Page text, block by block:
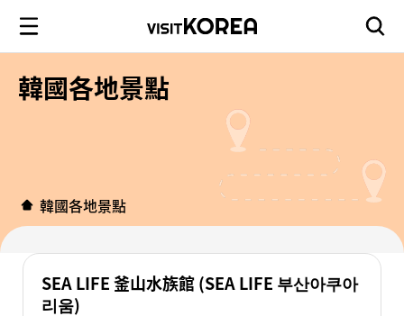
韓國各地景點
韓國各地景點
SEA LIFE 釜山水族館 (SEA LIFE 부산아쿠아
리움)